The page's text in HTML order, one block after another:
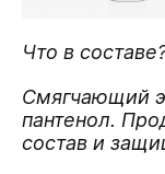
Что в
Смягчающий
пантенол.
состав и